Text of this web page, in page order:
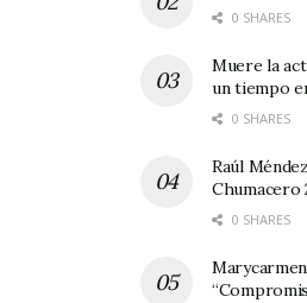
0 SHARES
Muere la
un tiempo
0 SHARES
Raúl
Chumacero
0 SHARES